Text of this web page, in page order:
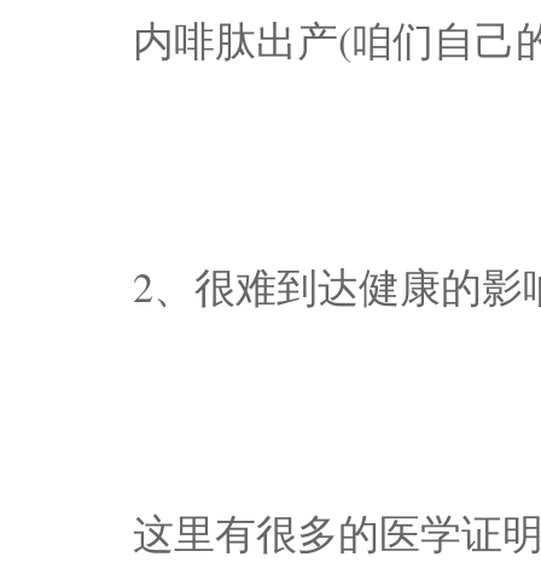
内啡肽出产(咱们自己
2、很难到达健康的影
这里有很多的医学证